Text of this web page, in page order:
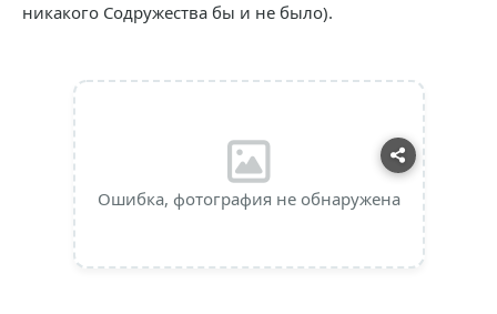
никакого Содружества бы и не было).
Ошибка, фотография не обнаружена